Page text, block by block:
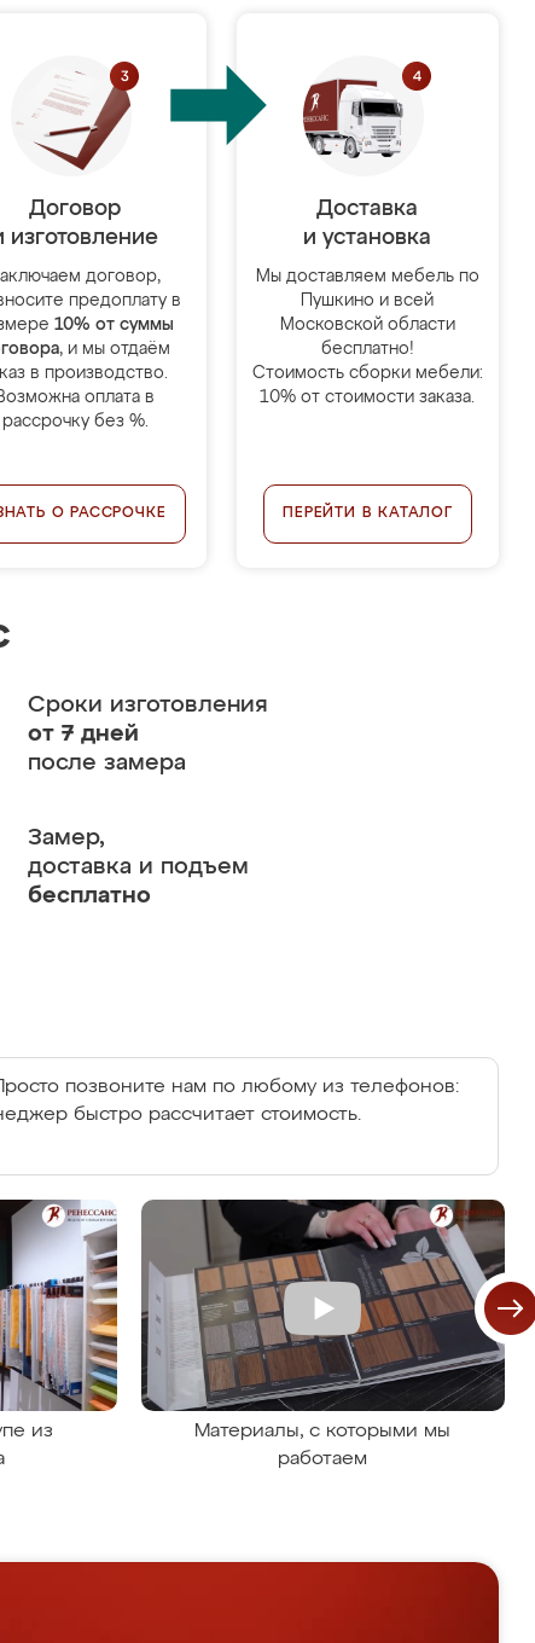
Договор
изготовление
договор,
предоплату в
10% от суммы
, и мы отдаём
в производство.
оплата в
рассрочку без %.
О РАССРОЧКЕ
Доставка
и установка
Мы доставляем мебель по
Пушкино и всей
Московской области
бесплатно!
Стоимость сборки мебели:
10% от стоимости заказа.
ПЕРЕЙТИ В КАТАЛОГ
Сроки изготовления
от 7 дней
после замера
Замер,
доставка и подъем
бесплатно
позвоните нам по любому из телефонов:
быстро рассчитает стоимость.
из
Материалы, с которыми мы
работаем